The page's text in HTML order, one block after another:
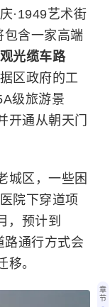
·1949艺术街
包含一家高端
光缆车路
区政府的工
级旅游景
开通从朝天门
城区，一些困
院下穿道项
，预计到
路通行方式会
。
章
节